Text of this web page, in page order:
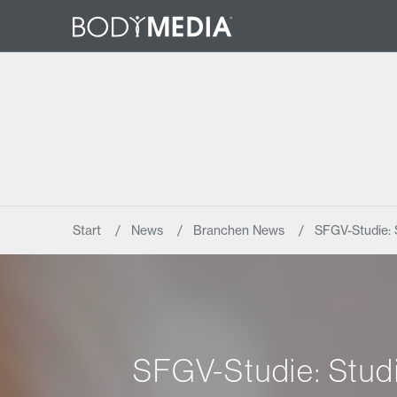
Start News Branchen News SFGV-
SFGV-Studie: